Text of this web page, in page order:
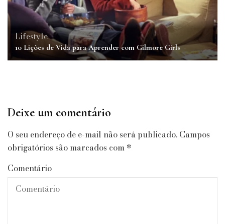
Lifestyle
10 Lições de Vida para Aprender com Gilmore Girls
Deixe um comentário
O seu endereço de e-mail não será publicado. Campos
obrigatórios são marcados com *
Comentário